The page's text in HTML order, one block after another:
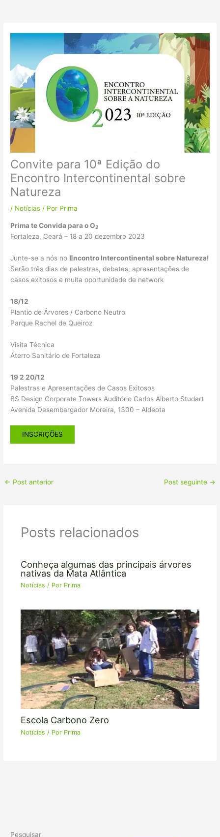
Convite para 10ª Edição do
Encontro Intercontinental sobre
Natureza
/ Notícias / Por Prima
Prima te Convida para o O2
Fortaleza, Ceará – 18 a 20 dezembro 2023
Junte-se a nós no Encontro Intercontinental sobre Natureza!
Serão três dias de palestras, debates, apresentações de
casos exitosos e muita oportunidade de network
18/12
Plantio de Árvores / Carbono Neutro
Parque Rachel de Queiroz
Visita Técnica
Aterro Sanitário de Fortaleza
19 2 20/12
Palestras e Apresentações de Casos Exitosos
BS Design Corporate Towers Auditório Carlos Alberto Studart
Avenida Desembargador Moreira, 1300 – Aldeota
INSCRIÇÕES
← Post anterior Post seguinte →
Posts relacionados
Conheça algumas das principais árvores
nativas da Mata Atlântica
Notícias / Por Prima
Escola Carbono Zero
Notícias / Por Prima
Pesquisar